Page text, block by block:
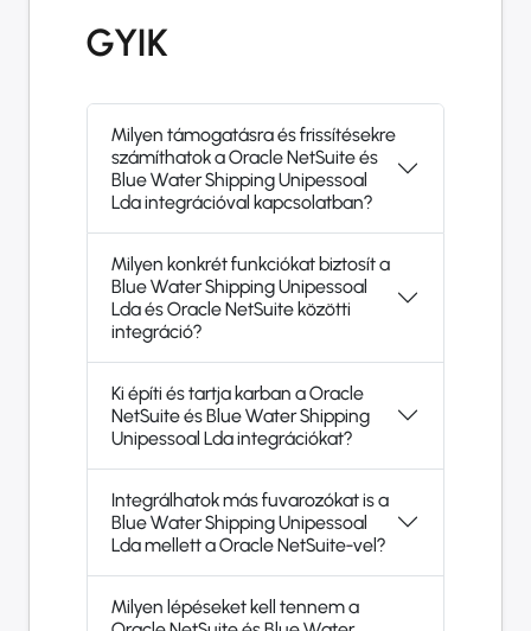
GYIK
Milyen támogatásra és frissítésekre
számíthatok a Oracle NetSuite és
Blue Water Shipping Unipessoal
Lda integrációval kapcsolatban?
Milyen konkrét funkciókat biztosít a
Blue Water Shipping Unipessoal
Lda és Oracle NetSuite közötti
integráció?
Ki építi és tartja karban a Oracle
NetSuite és Blue Water Shipping
Unipessoal Lda integrációkat?
Integrálhatok más fuvarozókat is a
Blue Water Shipping Unipessoal
Lda mellett a Oracle NetSuite-vel?
Milyen lépéseket kell tennem a